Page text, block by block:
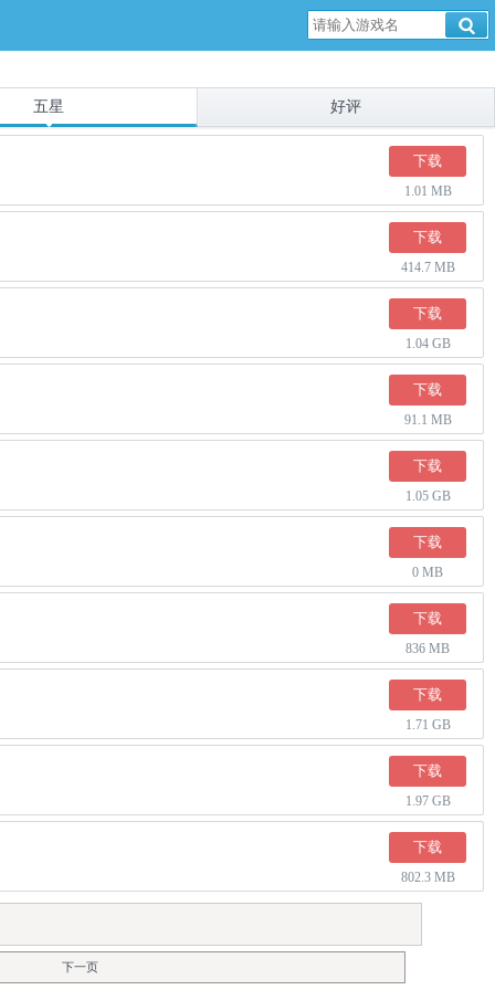
五星 好评
下载
1.01 MB
下载
414.7 MB
下载
1.04 GB
下载
91.1 MB
下载
1.05 GB
下载
0 MB
下载
836 MB
下载
1.71 GB
下载
1.97 GB
下载
802.3 MB
下一页